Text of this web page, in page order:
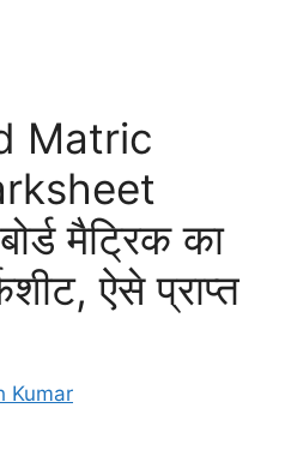
Matric
मैट्रिक का
ऐसे प्राप्त
Kumar